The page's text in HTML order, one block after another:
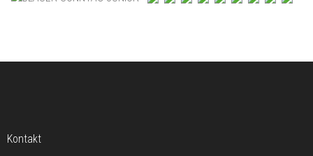
Kontakt